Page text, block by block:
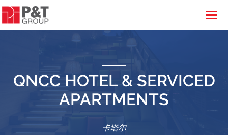
QNCC HOTEL & SERVICED
APARTMENTS
卡塔尔